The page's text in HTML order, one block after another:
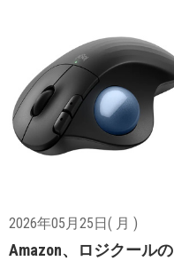
2026年05月25日( 月 )
Amazon、ロジクールの